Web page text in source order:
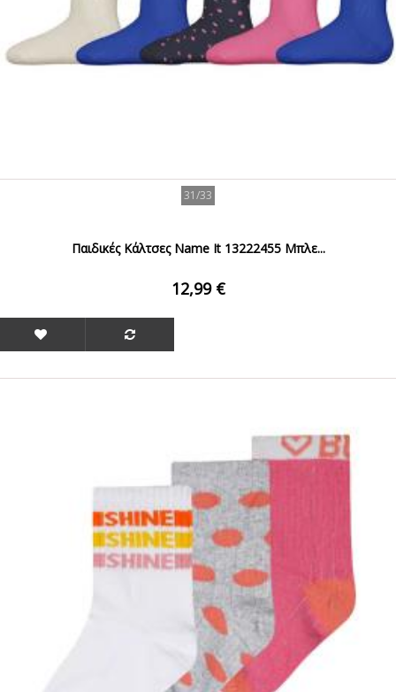
31/33
Παιδικές Κάλτσες Name It 13222455 Μπλε...
12,99 €